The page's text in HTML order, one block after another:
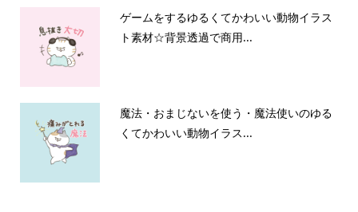
ゲームをするゆるくてかわいい動物イラス
ト素材☆背景透過で商用...
魔法・おまじないを使う・魔法使いのゆる
くてかわいい動物イラス...